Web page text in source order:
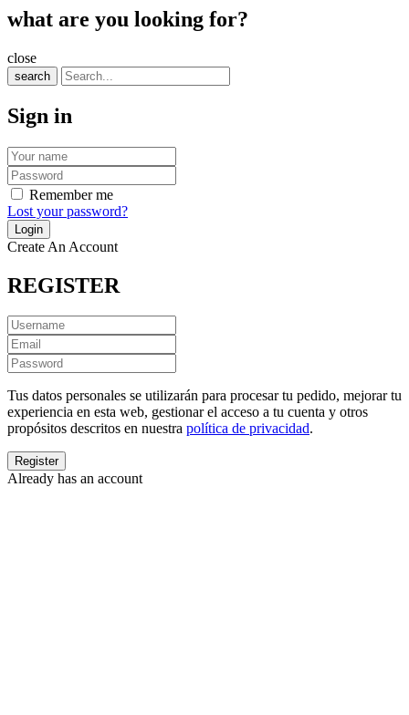
what are you looking for?
close
search
Sign in
Remember me
Lost your password?
Create An Account
REGISTER
Tus datos personales se utilizarán para procesar tu pedido, mejorar tu
experiencia en esta web, gestionar el acceso a tu cuenta y otros
propósitos descritos en nuestra política de privacidad.
Already has an account